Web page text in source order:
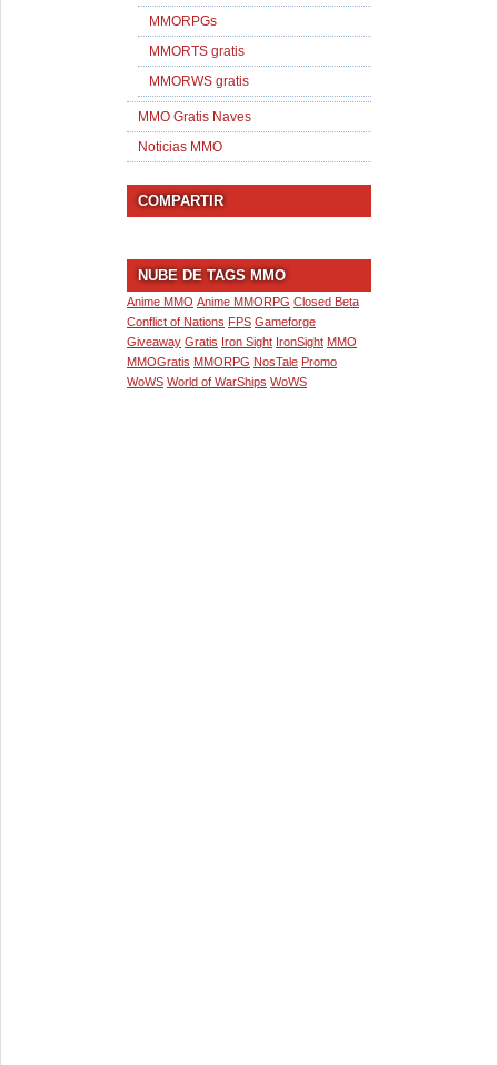
MMORPGs
MMORTS gratis
MMORWS gratis
MMO Gratis Naves
Noticias MMO
COMPARTIR
NUBE DE TAGS MMO
Anime MMO Anime MMORPG Closed Beta
Conflict of Nations FPS Gameforge
Giveaway Gratis Iron Sight IronSight MMO
MMOGratis MMORPG NosTale Promo
WoWS World of WarShips WoWS